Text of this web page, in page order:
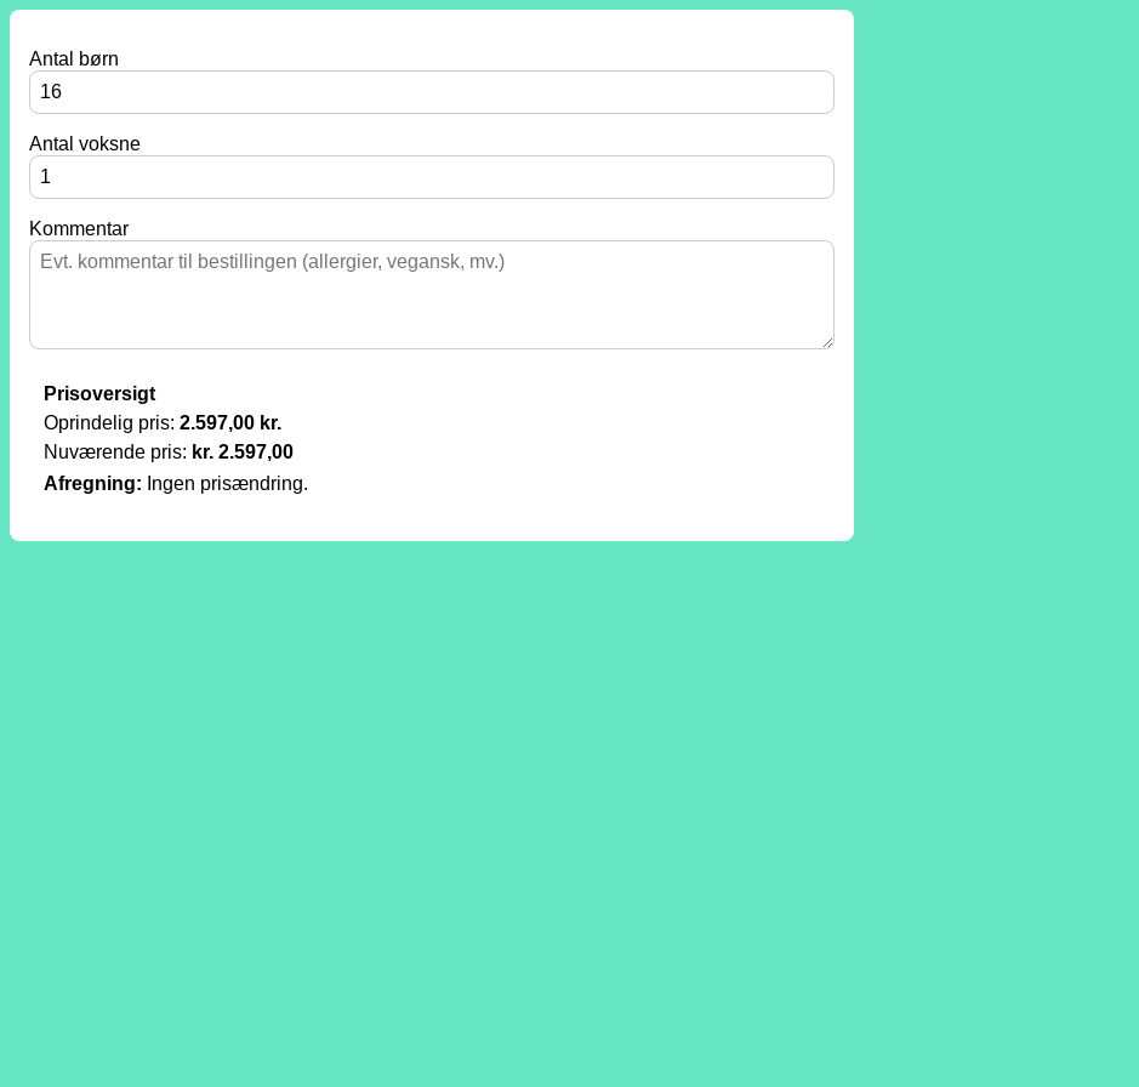
Antal børn
Antal voksne
Kommentar
Prisoversigt
Oprindelig pris: 2.597,00 kr.
Nuværende pris: kr. 2.597,00
Afregning: Ingen prisændring.